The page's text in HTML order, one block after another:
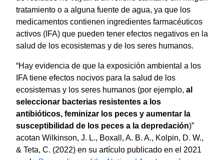
tratamiento o a alguna fuente de agua, ya que los
medicamentos contienen ingredientes farmacéuticos
activos (IFA) que pueden tener efectos negativos en la
salud de los ecosistemas y de los seres humanos.
“Hay evidencia de que la exposición ambiental a los
IFA tiene efectos nocivos para la salud de los
ecosistemas y los seres humanos (por ejemplo, al
seleccionar bacterias resistentes a los
antibióticos, feminizar los peces y aumentar la
susceptibilidad de los peces a la depredación)”
acotan Wilkinson, J. L., Boxall, A. B. A., Kolpin, D. W.,
& Teta, C. (2022) en su artículo publicado en el 2021